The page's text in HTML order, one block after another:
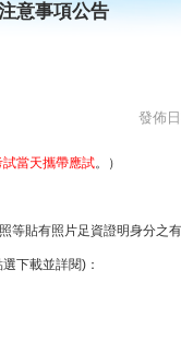
意事項公告
發佈
當天攜帶應試。）
貼有照片足資證明身分之
下載並詳閱)：